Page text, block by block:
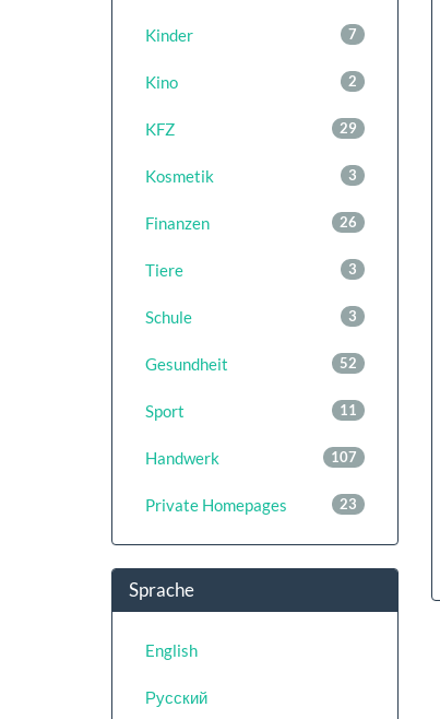
7
Kinder
2
Kino
29
KFZ
3
Kosmetik
26
Finanzen
3
Tiere
3
Schule
52
Gesundheit
11
Sport
107
Handwerk
23
Private Homepages
Sprache
English
Русский